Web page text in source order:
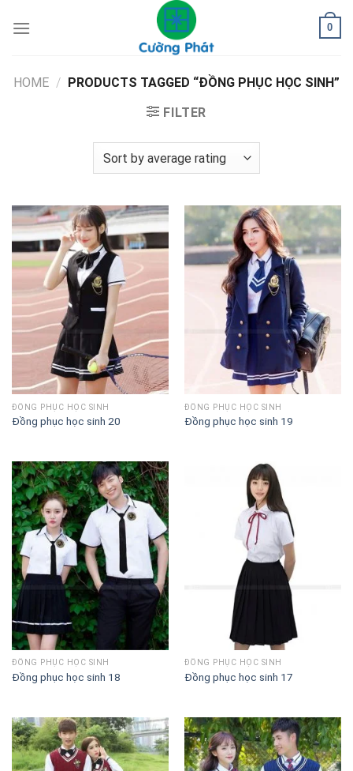
0
HOME / PRODUCTS TAGGED “ĐỒNG PHỤC HỌC SINH”
FILTER
ĐỒNG PHỤC HỌC SINH
Đồng phục học sinh 20
ĐỒNG PHỤC HỌC SINH
Đồng phục học sinh 19
ĐỒNG PHỤC HỌC SINH
Đồng phục học sinh 18
ĐỒNG PHỤC HỌC SINH
Đồng phục học sinh 17